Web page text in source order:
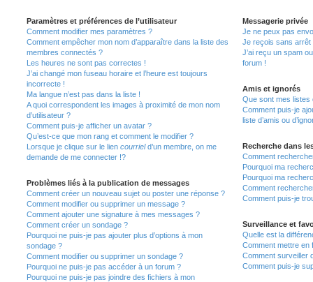
Paramètres et préférences de l’utilisateur
Comment modifier mes paramètres ?
Comment empêcher mon nom d’apparaître dans la liste des
membres connectés ?
Les heures ne sont pas correctes !
J’ai changé mon fuseau horaire et l’heure est toujours
incorrecte !
Ma langue n’est pas dans la liste !
A quoi correspondent les images à proximité de mon nom
d’utilisateur ?
Comment puis-je afficher un avatar ?
Qu’est-ce que mon rang et comment le modifier ?
Lorsque je clique sur le lien courrield’un membre, on me
demande de me connecter !?
Problèmes liés à la publication de messages
Comment créer un nouveau sujet ou poster une réponse ?
Comment modifier ou supprimer un message ?
Comment ajouter une signature à mes messages ?
Comment créer un sondage ?
Pourquoi ne puis-je pas ajouter plus d’options à mon
sondage ?
Comment modifier ou supprimer un sondage ?
Pourquoi ne puis-je pas accéder à un forum ?
Pourquoi ne puis-je pas joindre des fichiers à mon
Messagerie privée
Je ne peux pas
Je reçois sans arrêt
J’ai reçu un spam
forum !
Amis et ignorés
Que sont mes listes
Comment puis-je
liste d’amis ou
Recherche dans
Comment
Pourquoi ma
Pourquoi ma
Comment
Comment puis-je
Surveillance et
Quelle est la
Comment mettre en
Comment surveiller
Comment puis-je